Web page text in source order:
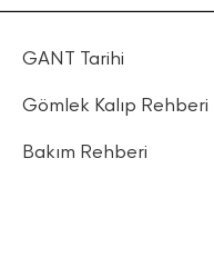
GANT Tarihi
Gömlek Kalıp Rehberi
Bakım Rehberi